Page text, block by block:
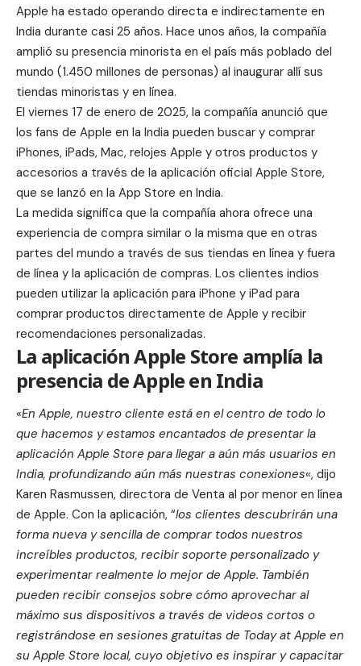
Apple ha estado operando directa e indirectamente en
India durante casi 25 años. Hace unos años, la compañía
amplió su presencia minorista en el país más poblado del
mundo (1.450 millones de personas) al inaugurar allí sus
tiendas minoristas y en línea.
El viernes 17 de enero de 2025, la compañía anunció que
los fans de Apple en la India pueden buscar y comprar
iPhones, iPads, Mac, relojes Apple y otros productos y
accesorios a través de la aplicación oficial Apple Store,
que se lanzó en la App Store en India.
La medida significa que la compañía ahora ofrece una
experiencia de compra similar o la misma que en otras
partes del mundo a través de sus tiendas en línea y fuera
de línea y la aplicación de compras. Los clientes indios
pueden utilizar la aplicación para iPhone y iPad para
comprar productos directamente de Apple y recibir
recomendaciones personalizadas.
La aplicación Apple Store amplía la
presencia de Apple en India
«En Apple, nuestro cliente está en el centro de todo lo
que hacemos y estamos encantados de presentar la
aplicación Apple Store para llegar a aún más usuarios en
India, profundizando aún más nuestras conexiones«, dijo
Karen Rasmussen, directora de Venta al por menor en línea
de Apple. Con la aplicación, “los clientes descubrirán una
forma nueva y sencilla de comprar todos nuestros
increíbles productos, recibir soporte personalizado y
experimentar realmente lo mejor de Apple. También
pueden recibir consejos sobre cómo aprovechar al
máximo sus dispositivos a través de videos cortos o
registrándose en sesiones gratuitas de Today at Apple en
su Apple Store local, cuyo objetivo es inspirar y capacitar